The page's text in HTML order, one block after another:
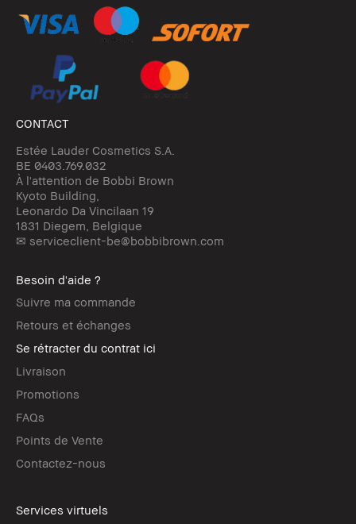
CONTACT
Estée Lauder Cosmetics S.A.
BE 0403.769.032
À l'attention de Bobbi Brown
Kyoto Building,
Leonardo Da Vincilaan 19
1831 Diegem, Belgique
✉ serviceclient-be@bobbibrown.com
Besoin d'aide ?
Suivre ma commande
Retours et échanges
Se rétracter du contrat ici
Livraison
Promotions
FAQs
Points de Vente
Contactez-nous
Services virtuels